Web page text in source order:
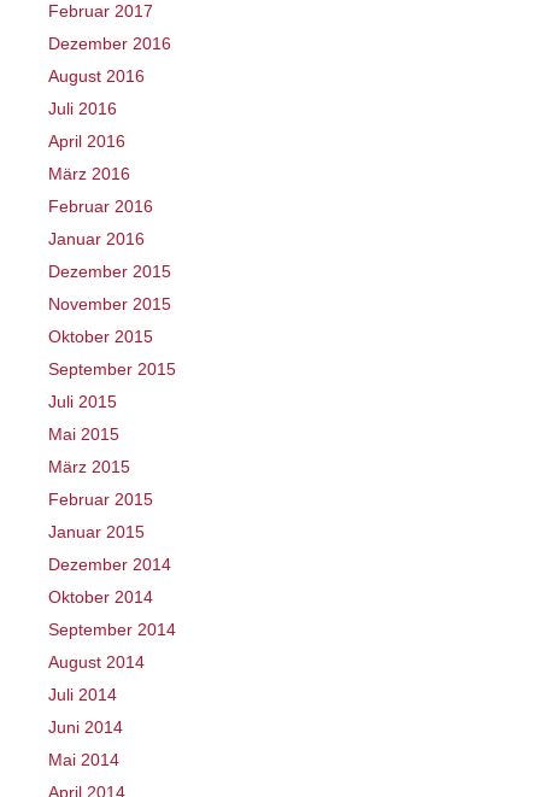
Februar 2017
Dezember 2016
August 2016
Juli 2016
April 2016
März 2016
Februar 2016
Januar 2016
Dezember 2015
November 2015
Oktober 2015
September 2015
Juli 2015
Mai 2015
März 2015
Februar 2015
Januar 2015
Dezember 2014
Oktober 2014
September 2014
August 2014
Juli 2014
Juni 2014
Mai 2014
April 2014